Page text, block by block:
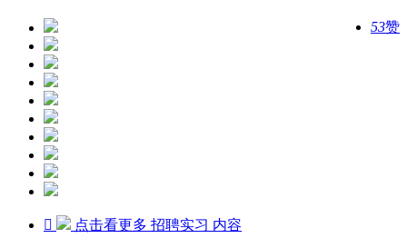
53赞
 点击看更多 招聘实习 内容